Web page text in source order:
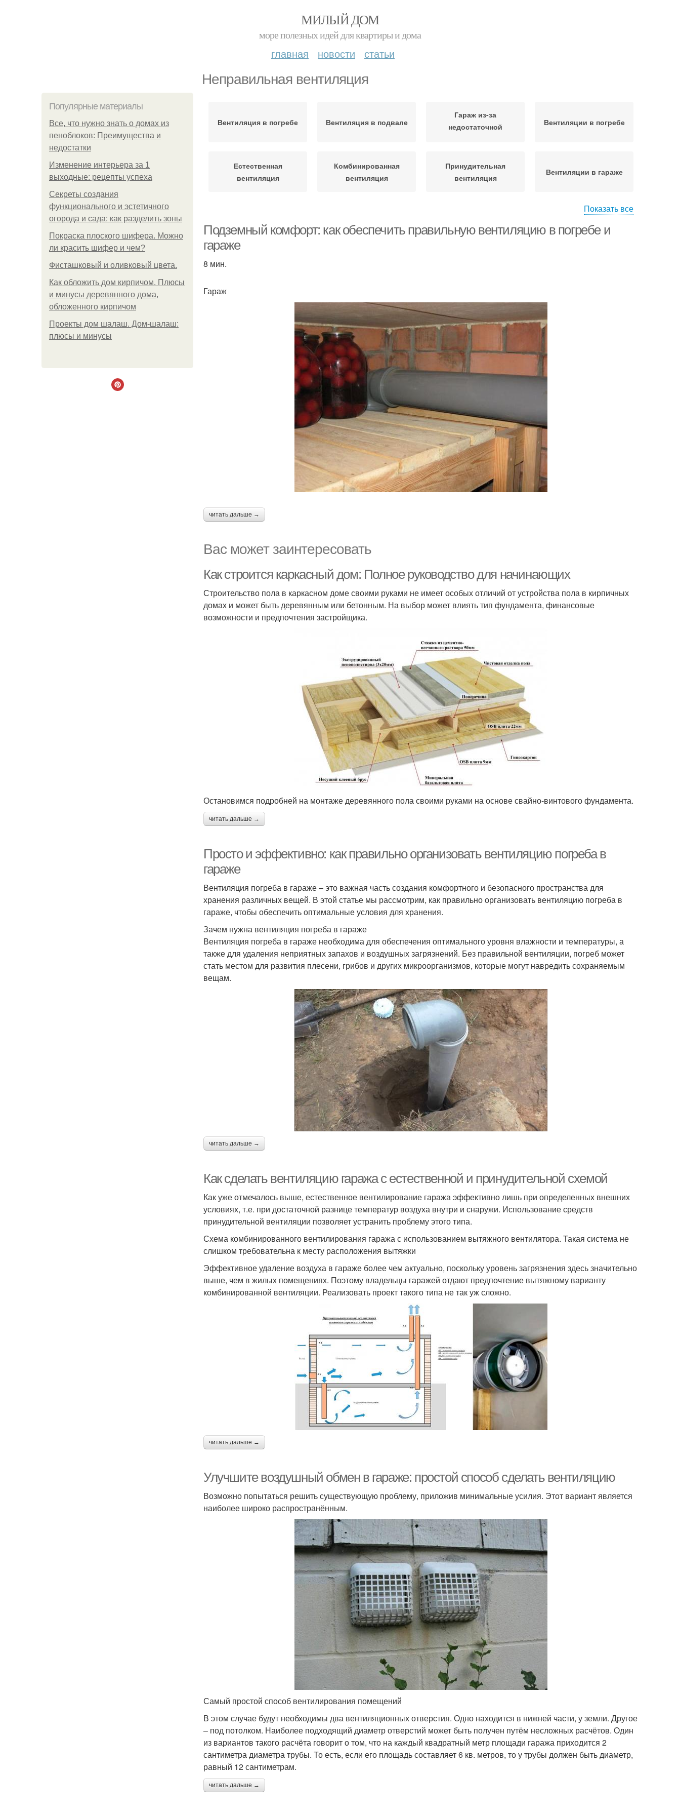
МИЛЫЙ ДОМ
море полезных идей для квартиры и дома
главная новости статьи
Неправильная вентиляция
Популярные материалы
Все, что нужно знать о домах из
пеноблоков: Преимущества и
недостатки
Изменение интерьера за 1
выходные: рецепты успеха
Секреты создания
функционального и эстетичного
огорода и сада: как разделить зоны
Покраска плоского шифера. Можно
ли красить шифер и чем?
Фисташковый и оливковый цвета.
Как обложить дом кирпичом. Плюсы
и минусы деревянного дома,
обложенного кирпичом
Проекты дом шалаш. Дом-шалаш:
плюсы и минусы
Вентиляция в погребе Вентиляция в подвале
Гараж из-за
недостаточной
Вентиляции в погребе
Естественная
вентиляция
Комбинированная
вентиляция
Принудительная
вентиляция
Вентиляции в гараже
Показать все
Подземный комфорт: как обеспечить правильную вентиляцию в погребе и
гараже
8 мин.
Гараж
читать дальше →
Вас может заинтересовать
Как строится каркасный дом: Полное руководство для начинающих
Строительство пола в каркасном доме своими руками не имеет особых отличий от устройства пола в кирпичных
домах и может быть деревянным или бетонным. На выбор может влиять тип фундамента, финансовые
возможности и предпочтения застройщика.
Остановимся подробней на монтаже деревянного пола своими руками на основе свайно-винтового фундамента.
читать дальше →
Просто и эффективно: как правильно организовать вентиляцию погреба в
гараже
Вентиляция погреба в гараже – это важная часть создания комфортного и безопасного пространства для
хранения различных вещей. В этой статье мы рассмотрим, как правильно организовать вентиляцию погреба в
гараже, чтобы обеспечить оптимальные условия для хранения.
Зачем нужна вентиляция погреба в гараже
Вентиляция погреба в гараже необходима для обеспечения оптимального уровня влажности и температуры, а
также для удаления неприятных запахов и воздушных загрязнений. Без правильной вентиляции, погреб может
стать местом для развития плесени, грибов и других микроорганизмов, которые могут навредить сохраняемым
вещам.
читать дальше →
Как сделать вентиляцию гаража с естественной и принудительной схемой
Как уже отмечалось выше, естественное вентилирование гаража эффективно лишь при определенных внешних
условиях, т.е. при достаточной разнице температур воздуха внутри и снаружи. Использование средств
принудительной вентиляции позволяет устранить проблему этого типа.
Схема комбинированного вентилирования гаража с использованием вытяжного вентилятора. Такая система не
слишком требовательна к месту расположения вытяжки
Эффективное удаление воздуха в гараже более чем актуально, поскольку уровень загрязнения здесь значительно
выше, чем в жилых помещениях. Поэтому владельцы гаражей отдают предпочтение вытяжному варианту
комбинированной вентиляции. Реализовать проект такого типа не так уж сложно.
читать дальше →
Улучшите воздушный обмен в гараже: простой способ сделать вентиляцию
Возможно попытаться решить существующую проблему, приложив минимальные усилия. Этот вариант является
наиболее широко распространённым.
Самый простой способ вентилирования помещений
В этом случае будут необходимы два вентиляционных отверстия. Одно находится в нижней части, у земли. Другое
– под потолком. Наиболее подходящий диаметр отверстий может быть получен путём несложных расчётов. Один
из вариантов такого расчёта говорит о том, что на каждый квадратный метр площади гаража приходится 2
сантиметра диаметра трубы. То есть, если его площадь составляет 6 кв. метров, то у трубы должен быть диаметр,
равный 12 сантиметрам.
читать дальше →